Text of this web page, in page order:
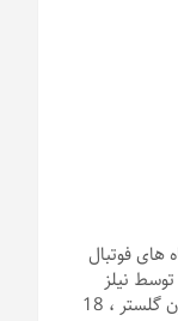
های فوتبال
​​نامید ، اما چندین رکورد چشمگیر به نام خود دارد. فریبرگ رکورد اکثر گل های بوندسلیگا را که از ماه مه 2023 توسط نیلز
پیترسن به ثمر رسانده است ، بالاترین هزینه انتقال پرداخت شده (10 میلیون یورو برای باپتیست سانتاماریا) و جوانترین گلزن گلستر ، 18